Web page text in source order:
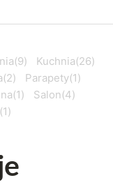
(9) Kuchnia(26)
(2) Parapety(1)
(1) Salon(4)
(1)